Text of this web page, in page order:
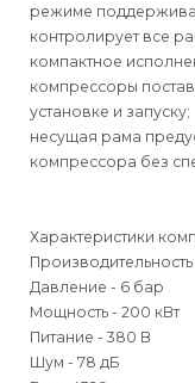
режиме
контролирует все
компактное
компрессоры
установке и запуску;
несущая рама
компрессора без
Характеристики
Давление - 6 бар
Мощность - 200 кВт
Питание - 380 В
Шум - 78 дБ